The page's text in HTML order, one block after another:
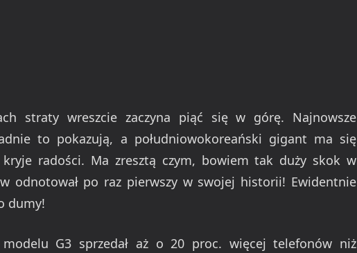
straty wreszcie zaczyna piąć się w górę. Najnowsze
to pokazują, a południowokoreański gigant ma się
radości. Ma zresztą czym, bowiem tak duży skok w
odnotował po raz pierwszy w swojej historii! Ewidentnie
dumy!
G3 sprzedał aż o 20 proc. więcej telefonów niż